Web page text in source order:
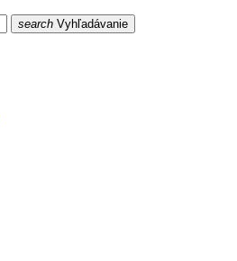
search Vyhľadávanie